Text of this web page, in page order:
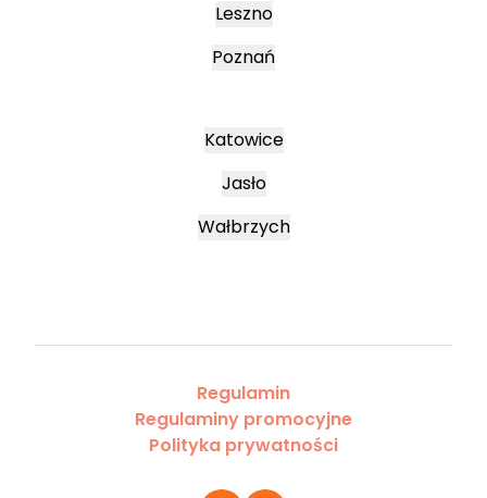
Leszno
Poznań
Katowice
Jasło
Wałbrzych
Regulamin
Regulaminy promocyjne
Polityka prywatności